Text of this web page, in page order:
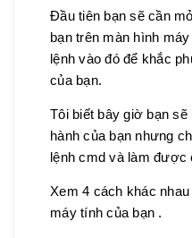
Đầu tiên bạn sẽ cần
bạn trên màn hình
lệnh vào đó để khắc
của bạn.
Tôi biết bây giờ bạn
hành của bạn nhưng
lệnh cmd và làm được
Xem 4 cách khác
máy tính của bạn .